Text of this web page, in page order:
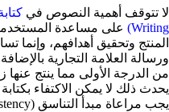
لا تتوقف أهمية النصوص في
Writing)
على مساعدة
المنتج وتحقيق أهدافهم،
ورسالة العلامة التجارية
من الدرجة الأولى مما ينتج عنها
يحدث ذلك لا يمكن الاكتفاء
يجب مراعاة مبدأ التناسق (Consistency).